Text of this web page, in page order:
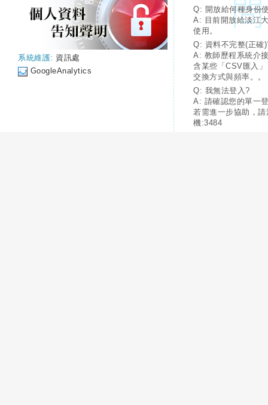
系統維護: 資訊處
GoogleAnalytics
Q: 開放給何種身份
A: 目前開放給淡江
使用。
Q: 資料不完整(正確
A: 教師歷程系統介
含某些「CSV匯入
交換方式與頻率。。
Q: 我無法登入?
A: 請確認您的單一
若需進一步協助，
機:3484